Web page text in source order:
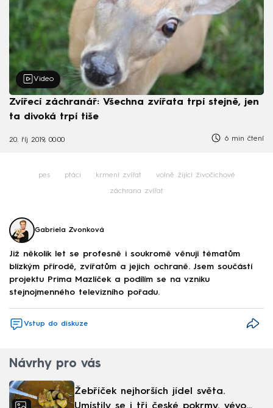
Video
Zvířecí záchranář: Všechna zvířata trpí stejně, jen
ta divoká trpí tiše
20. říj 2019, 00:00 6 min čtení
pes ptáci krmení zvířat volně žijící živočichové
záchrana zvířat
Gabriela Zvonková
Již několik let se profesně i soukromě věnuji tématům
blízkým přírodě, zvířatům a jejich ochraně. Jsem součástí
projektu Prima Mazlíček a podílím se na vzniku
stejnojmenného televizního pořadu.
Vstup do diskuze
Návrhy pro vás
Žebříček nejhorších jídel světa.
Umístily se i tři české pokrmy, vévodí